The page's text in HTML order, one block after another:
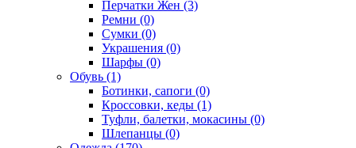
Перчатки Жен (3)
Ремни (0)
Сумки (0)
Украшения (0)
Шарфы (0)
Обувь (1)
Ботинки, сапоги (0)
Кроссовки, кеды (1)
Туфли, балетки, мокасины (0)
Шлепанцы (0)